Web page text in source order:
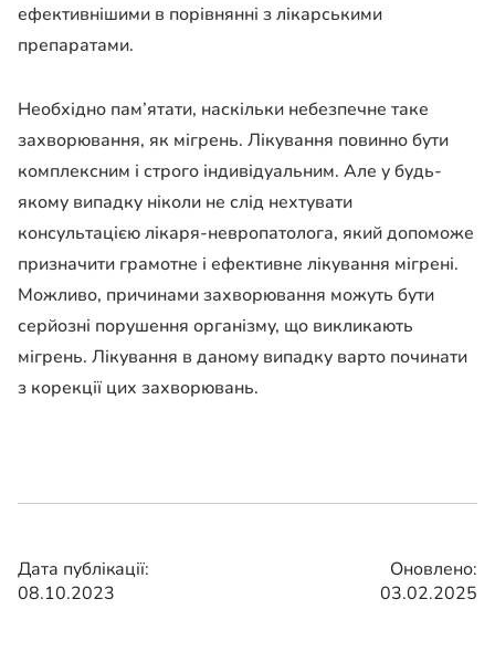
ефективнішими в порівнянні з лікарськими
препаратами.
Необхідно пам’ятати, наскільки небезпечне таке
захворювання, як мігрень. Лікування повинно бути
комплексним і строго індивідуальним. Але у будь-
якому випадку ніколи не слід нехтувати
консультацією лікаря-невропатолога, який допоможе
призначити грамотне і ефективне лікування мігрені.
Можливо, причинами захворювання можуть бути
серйозні порушення організму, що викликають
мігрень. Лікування в даному випадку варто починати
з корекції цих захворювань.
Дата публікації:
08.10.2023
Оновлено:
03.02.2025